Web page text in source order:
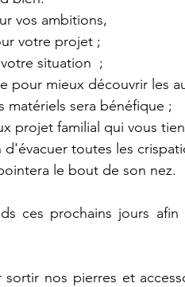
vos ambitions,
votre projet ;
situation  ;
pour mieux découvrir les
matériels sera bénéfique ;
projet familial qui vous
toutes les
le bout de son nez.
ces prochains jours afin
nos pierres et